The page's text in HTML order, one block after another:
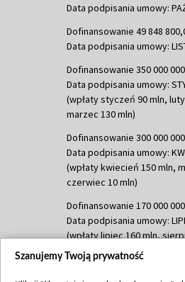
Data podpisania umowy:
Dofinansowanie 49 848
Data podpisania umowy:
Dofinansowanie 350 000
Data podpisania umowy:
(wpłaty styczeń 90 mln,
marzec 130 mln)
Dofinansowanie 300 000
Data podpisania umowy:
(wpłaty kwiecień 150 mln,
czerwiec 10 mln)
Dofinansowanie 170 000
Data podpisania umowy:
(wpłaty lipiec 160 mln,
Dofinansowanie 60 000
Szanujemy Twoją prywatność